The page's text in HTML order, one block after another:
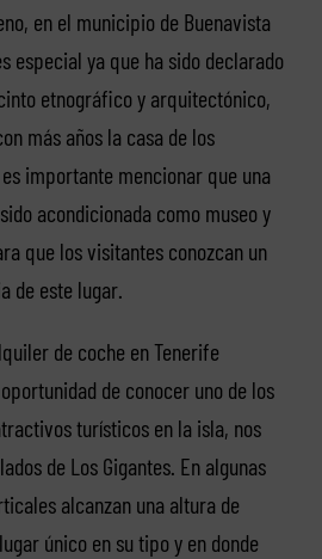
en el municipio de Buenavista
especial ya que ha sido declarado
etnográfico y arquitectónico,
más años la casa de los
importante mencionar que una
acondicionada como museo y
que los visitantes conozcan un
de este lugar.
de coche en Tenerife
de conocer uno de los
turísticos en la isla, nos
de Los Gigantes. En algunas
alcanzan una altura de
único en su tipo y en donde